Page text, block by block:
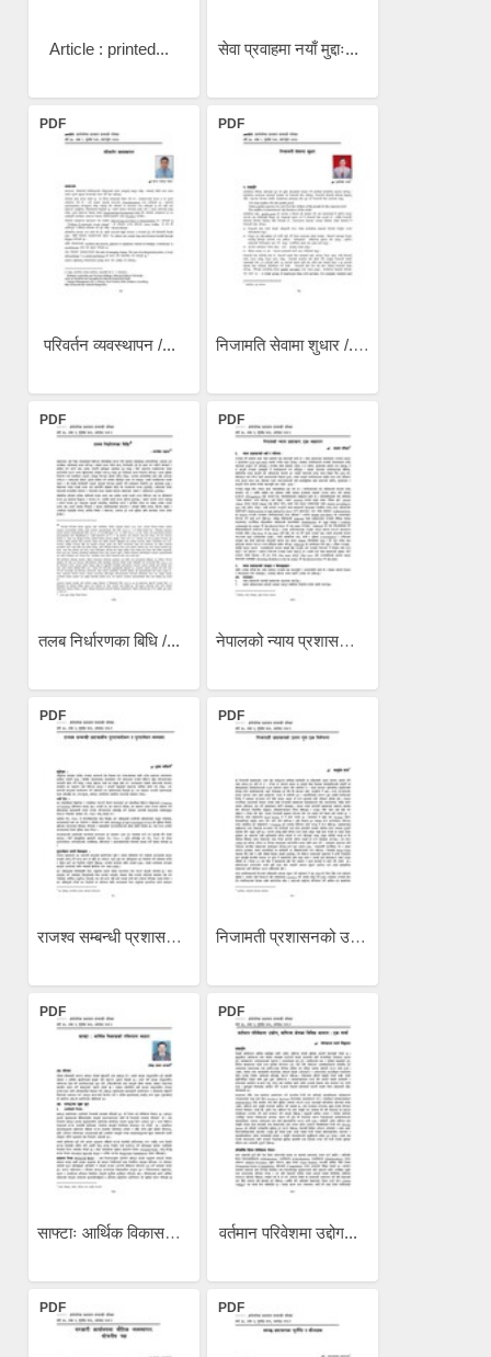
Article : printed... सेवा प्रवाहमा नयाँ मुद्दाः...
PDF
परिवर्तन व्यवस्थापन /...
PDF
निजामति सेवामा शुधार /...
PDF
तलब निर्धारणका बिधि /...
PDF
नेपालको न्याय प्रशासनः एक...
PDF
राजश्व सम्बन्धी प्रशासकीय...
PDF
निजामती प्रशासनको उत्तम...
PDF
साफ्टाः आर्थिक विकासको...
PDF
वर्तमान परिवेशमा उद्दोग...
PDF PDF